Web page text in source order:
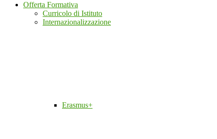
Offerta Formativa
Curricolo di Istituto
Internazionalizzazione
Erasmus+